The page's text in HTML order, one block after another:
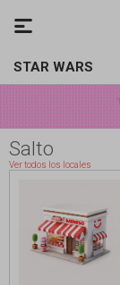
STAR WARS

Salto
Ver todos los locales